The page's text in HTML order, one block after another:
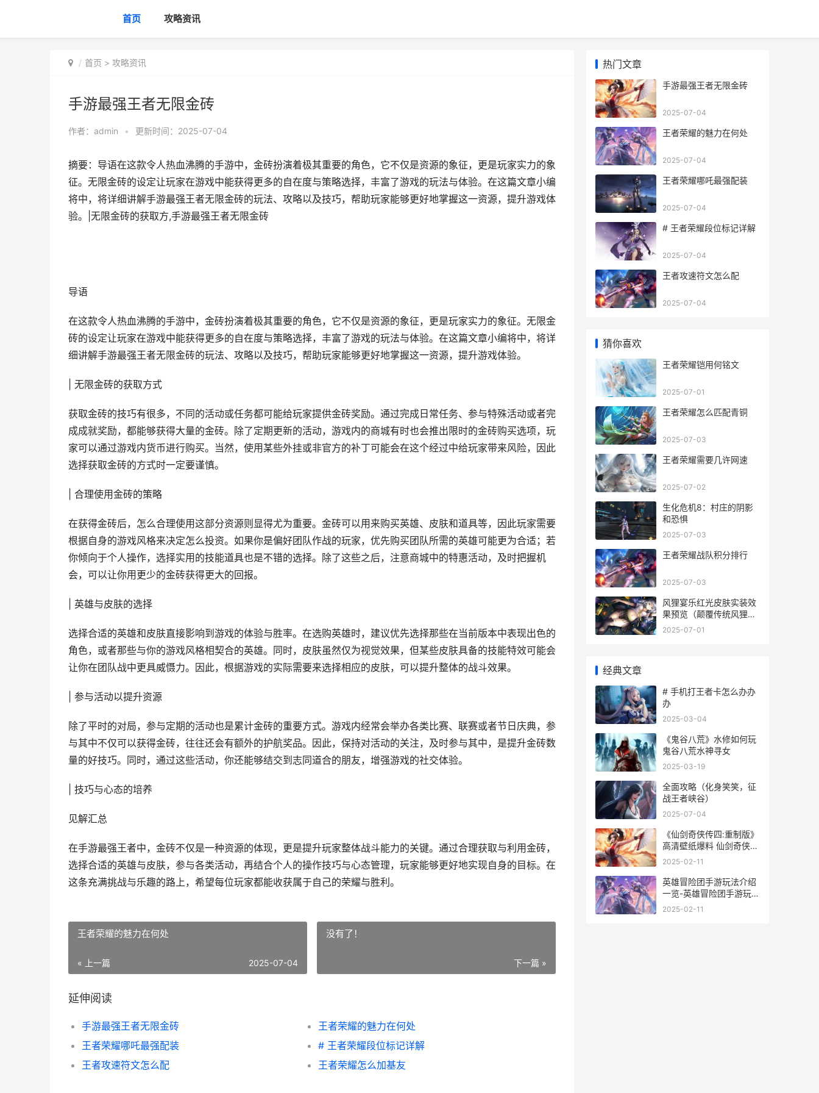
首页 攻略资讯
首页 > 攻略资讯
手游最强王者无限金砖
作者： admin • 更新时间：2025-07-04
摘要：导语在这款令人热血沸腾的手游中，金砖扮演着极其重要的角色，它不仅是资源的象征，更是玩家实力的象
征。无限金砖的设定让玩家在游戏中能获得更多的自在度与策略选择，丰富了游戏的玩法与体验。在这篇文章小编
将中，将详细讲解手游最强王者无限金砖的玩法、攻略以及技巧，帮助玩家能够更好地掌握这一资源，提升游戏体
验。|无限金砖的获取方,手游最强王者无限金砖
导语
在这款令人热血沸腾的手游中，金砖扮演着极其重要的角色，它不仅是资源的象征，更是玩家实力的象征。无限金
砖的设定让玩家在游戏中能获得更多的自在度与策略选择，丰富了游戏的玩法与体验。在这篇文章小编将中，将详
细讲解手游最强王者无限金砖的玩法、攻略以及技巧，帮助玩家能够更好地掌握这一资源，提升游戏体验。
| 无限金砖的获取方式
获取金砖的技巧有很多，不同的活动或任务都可能给玩家提供金砖奖励。通过完成日常任务、参与特殊活动或者完
成成就奖励，都能够获得大量的金砖。除了定期更新的活动，游戏内的商城有时也会推出限时的金砖购买选项，玩
家可以通过游戏内货币进行购买。当然，使用某些外挂或非官方的补丁可能会在这个经过中给玩家带来风险，因此
选择获取金砖的方式时一定要谨慎。
| 合理使用金砖的策略
在获得金砖后，怎么合理使用这部分资源则显得尤为重要。金砖可以用来购买英雄、皮肤和道具等，因此玩家需要
根据自身的游戏风格来决定怎么投资。如果你是偏好团队作战的玩家，优先购买团队所需的英雄可能更为合适；若
你倾向于个人操作，选择实用的技能道具也是不错的选择。除了这些之后，注意商城中的特惠活动，及时把握机
会，可以让你用更少的金砖获得更大的回报。
| 英雄与皮肤的选择
选择合适的英雄和皮肤直接影响到游戏的体验与胜率。在选购英雄时，建议优先选择那些在当前版本中表现出色的
角色，或者那些与你的游戏风格相契合的英雄。同时，皮肤虽然仅为视觉效果，但某些皮肤具备的技能特效可能会
让你在团队战中更具威慑力。因此，根据游戏的实际需要来选择相应的皮肤，可以提升整体的战斗效果。
| 参与活动以提升资源
除了平时的对局，参与定期的活动也是累计金砖的重要方式。游戏内经常会举办各类比赛、联赛或者节日庆典，参
与其中不仅可以获得金砖，往往还会有额外的护航奖品。因此，保持对活动的关注，及时参与其中，是提升金砖数
量的好技巧。同时，通过这些活动，你还能够结交到志同道合的朋友，增强游戏的社交体验。
| 技巧与心态的培养
见解汇总
在手游最强王者中，金砖不仅是一种资源的体现，更是提升玩家整体战斗能力的关键。通过合理获取与利用金砖，
选择合适的英雄与皮肤，参与各类活动，再结合个人的操作技巧与心态管理，玩家能够更好地实现自身的目标。在
这条充满挑战与乐趣的路上，希望每位玩家都能收获属于自己的荣耀与胜利。
王者荣耀的魅力在何处
« 上一篇 2025-07-04
没有了！
下一篇 »
延伸阅读
手游最强王者无限金砖
王者荣耀的魅力在何处
王者荣耀哪吒最强配装
# 王者荣耀段位标记详解
王者攻速符文怎么配
王者荣耀怎么加基友
热门文章
手游最强王者无限金砖
2025-07-04
王者荣耀的魅力在何处
2025-07-04
王者荣耀哪吒最强配装
2025-07-04
# 王者荣耀段位标记详解
2025-07-04
王者攻速符文怎么配
2025-07-04
猜你喜欢
王者荣耀铠用何铭文
2025-07-01
王者荣耀怎么匹配青铜
2025-07-03
王者荣耀需要几许网速
2025-07-02
生化危机8：村庄的阴影
和恐惧
2025-07-03
王者荣耀战队积分排行
2025-07-03
风狸宴乐红光皮肤实装效
果预览（颠覆传统风狸焕
发新生机）
2025-07-01
经典文章
# 手机打王者卡怎么办办
办
2025-03-04
《鬼谷八荒》水修如何玩
鬼谷八荒水神寻女
2025-03-19
全面攻略（化身笑笑，征
战王者峡谷）
2025-07-04
《仙剑奇侠传四:重制版》
高清壁纸爆料 仙剑奇侠传
四攻略图文
2025-02-11
英雄冒险团手游玩法介绍
一览-英雄冒险团手游玩法
是什么 英雄冒险团手游
2025-02-11